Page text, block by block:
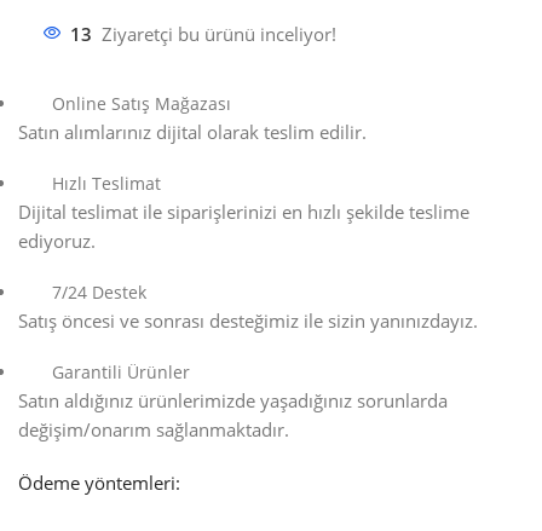
13 Ziyaretçi bu ürünü inceliyor!
Online Satış Mağazası
Satın alımlarınız dijital olarak teslim edilir.
Hızlı Teslimat
Dijital teslimat ile siparişlerinizi en hızlı şekilde teslime
ediyoruz.
7/24 Destek
Satış öncesi ve sonrası desteğimiz ile sizin yanınızdayız.
Garantili Ürünler
Satın aldığınız ürünlerimizde yaşadığınız sorunlarda
değişim/onarım sağlanmaktadır.
Ödeme yöntemleri: